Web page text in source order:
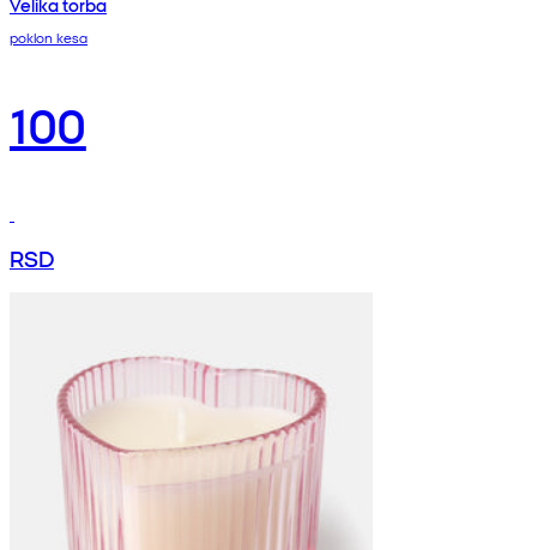
poklon kesa
100
RSD